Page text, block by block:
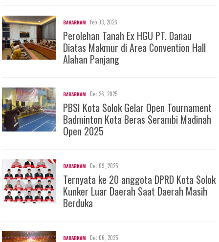
BAHARKAM Feb 03, 2026
Perolehan Tanah Ex HGU PT. Danau
Diatas Makmur di Area Convention Hall
Alahan Panjang
BAHARKAM Dec 26, 2025
PBSI Kota Solok Gelar Open Tournament
Badminton Kota Beras Serambi Madinah
Open 2025
BAHARKAM Dec 09, 2025
Ternyata ke 20 anggota DPRD Kota Solok
Kunker Luar Daerah Saat Daerah Masih
Berduka
BAHARKAM Dec 06, 2025